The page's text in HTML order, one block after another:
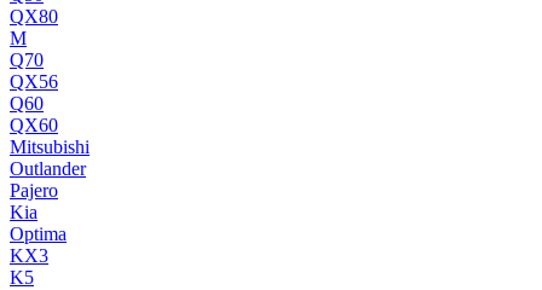
QX80
M
Q70
QX56
Q60
QX60
Mitsubishi
Outlander
Pajero
Kia
Optima
KX3
K5